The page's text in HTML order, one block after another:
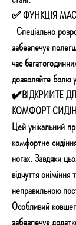
✅ ФУНКЦІЯ
Спеціально
забезпечує
час
дозволяйте болю
✔️ВІДКРИЙТЕ
КОМФОРТ
Цей унікальний
комфортне
ногах. Завдяки
відчуття
неправильною
Особливий